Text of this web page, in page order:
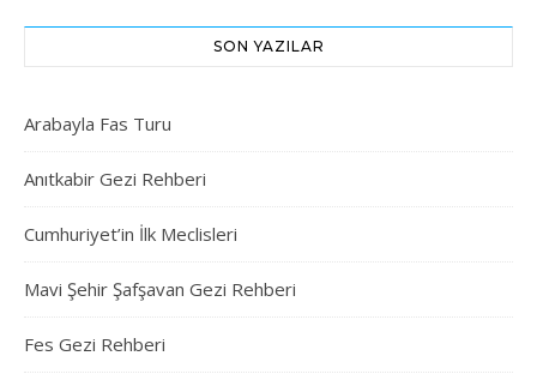
SON YAZILAR
Arabayla Fas Turu
Anıtkabir Gezi Rehberi
Cumhuriyet’in İlk Meclisleri
Mavi Şehir Şafşavan Gezi Rehberi
Fes Gezi Rehberi